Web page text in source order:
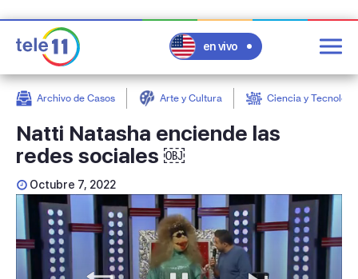
en vivo
Archivo de Casos Arte y Cultura Ciencia y
Natti Natasha enciende las
redes sociales ￼
Octubre 7, 2022
post